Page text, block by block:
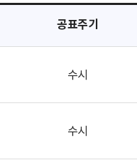
공표주기
수시
수시